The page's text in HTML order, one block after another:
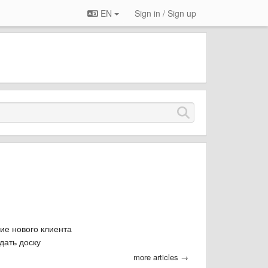
EN Sign in / Sign up
нового клиента
доску
more articles →